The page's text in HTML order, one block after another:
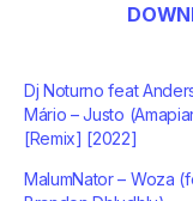
Dj Noturno feat
Mário – Justo
[Remix] [2022]
MalumNator – Woza